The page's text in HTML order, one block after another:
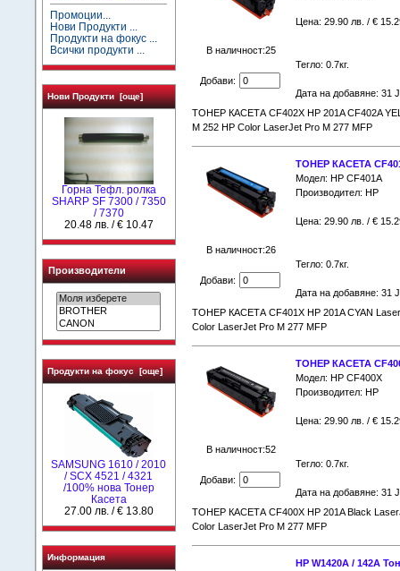
Промоции...
Нови Продукти ...
Продукти на фокус ...
Всички продукти ...
Нови Продукти [още]
Горна Тефл. ролка
SHARP SF 7300 / 7350
/ 7370
20.48 лв. / € 10.47
Производители
Продукти на фокус [още]
SAMSUNG 1610 / 2010
/ SCX 4521 / 4321
/100% нова Toнер
Касета
27.00 лв. / € 13.80
Информация
В наличност:25
Добави:
Цена: 29.90 лв. / €
Тегло: 0.7кг.
Дата на добавяне: 31
ТОНЕР КАСЕТА CF402X HP 201A CF402A
M 252 HP Color LaserJet Pro M 277 MFP
В наличност:26
Добави:
ТОНЕР КАСЕТА
Модел: HP CF401A
Производител: HP
Цена: 29.90 лв. / €
Тегло: 0.7кг.
Дата на добавяне: 31
ТОНЕР КАСЕТА CF401X HP 201A CYAN
Color LaserJet Pro M 277 MFP
В наличност:52
Добави:
ТОНЕР КАСЕТА
Модел: HP CF400X
Производител: HP
Цена: 29.90 лв. / €
Тегло: 0.7кг.
Дата на добавяне: 31
ТОНЕР КАСЕТА CF400X HP 201A Black
Color LaserJet Pro M 277 MFP
HP W1420A / 142A